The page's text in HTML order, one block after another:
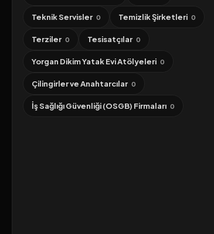
Teknik Servisler 0 Temizlik Şirketleri 0
Terziler 0 Tesisatçılar 0
Yorgan Dikim Yatak Evi Atölyeleri 0
Çilingirler ve Anahtarcılar 0
İş Sağlığı Güvenliği (OSGB) Firmaları 0